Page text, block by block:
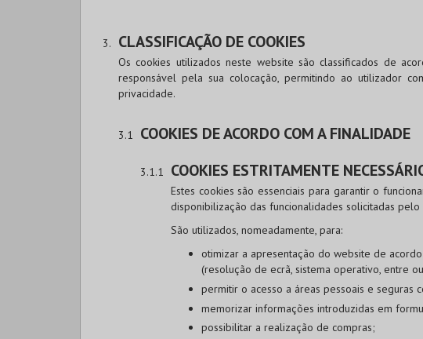
CLASSIFICAÇÃO DE COOKIES
Os cookies utilizados neste website são classificados de
responsável pela sua colocação, permitindo ao utilizador
privacidade.
COOKIES DE ACORDO COM A FINALIDADE
COOKIES ESTRITAMENTE
Estes cookies são essenciais para garantir o
disponibilização das funcionalidades solicitadas pelo
São utilizados, nomeadamente, para:
otimizar a apresentação do website de
(resolução de ecrã, sistema operativo, entre
permitir o acesso a áreas pessoais e
memorizar informações introduzidas em
possibilitar a realização de compras;